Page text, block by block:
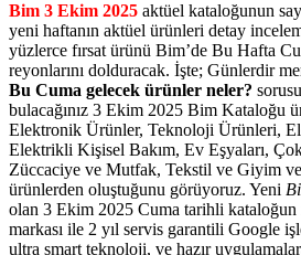
Bim 3 Ekim 2025 aktüel kataloğunun
yeni haftanın aktüel ürünleri detay
yüzlerce fırsat ürünü Bim’de Bu Hafta
reyonlarını dolduracak. İşte; Günlerdir
Bu Cuma gelecek ürünler neler?
bulacağınız 3 Ekim 2025 Bim Kataloğu
Elektronik Ürünler, Teknoloji Ürünleri,
Elektrikli Kişisel Bakım, Ev Eşyaları,
Züccaciye ve Mutfak, Tekstil ve Giyim
ürünlerden oluştuğunu görüyoruz. Yeni
olan 3 Ekim 2025 Cuma tarihli kataloğun
markası ile 2 yıl servis garantili Google
ultra smart teknoloji, ve hazır